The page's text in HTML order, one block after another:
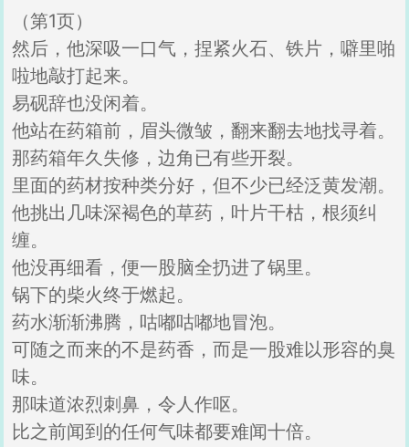
（第1页）
然后，他深吸一口气，捏紧火石、铁片，噼里啪
啦地敲打起来。
易砚辞也没闲着。
他站在药箱前，眉头微皱，翻来翻去地找寻着。
那药箱年久失修，边角已有些开裂。
里面的药材按种类分好，但不少已经泛黄发潮。
他挑出几味深褐色的草药，叶片干枯，根须纠
缠。
他没再细看，便一股脑全扔进了锅里。
锅下的柴火终于燃起。
药水渐渐沸腾，咕嘟咕嘟地冒泡。
可随之而来的不是药香，而是一股难以形容的臭
味。
那味道浓烈刺鼻，令人作呕。
比之前闻到的任何气味都要难闻十倍。